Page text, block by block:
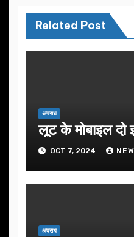
Related Post
अपराध
लूट के मोबाइल दो
OCT 7, 2024
अपराध